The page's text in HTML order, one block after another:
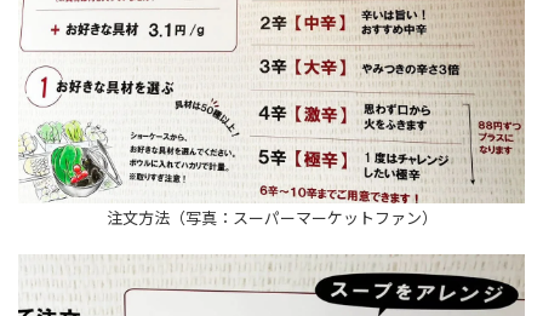
注文方法（写真：スーパーマーケットファン）